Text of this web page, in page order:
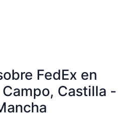
FedEx en
Castilla -